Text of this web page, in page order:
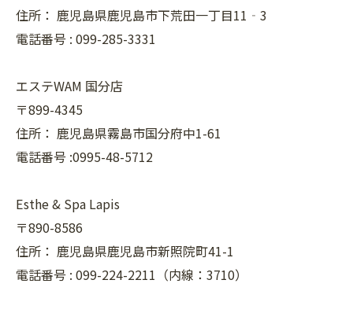
住所： 鹿児島県鹿児島市下荒田一丁目11‐3
電話番号 : 099-285-3331
エステWAM 国分店
〒899-4345
住所： 鹿児島県霧島市国分府中1-61
電話番号 :0995-48-5712
Esthe & Spa Lapis
〒890-8586
住所： 鹿児島県鹿児島市新照院町41-1
電話番号 : 099-224-2211（内線：3710）